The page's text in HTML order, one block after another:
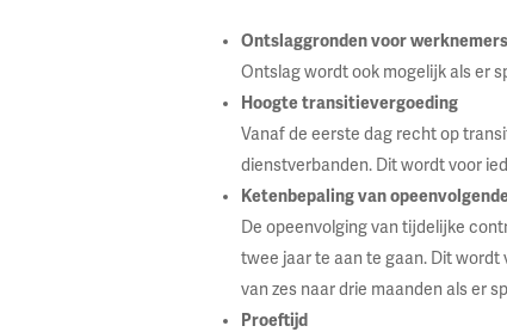
Ontslaggronden voor werknemers
Ontslag wordt ook mogelijk als er
Hoogte transitievergoeding
Vanaf de eerste dag recht op
dienstverbanden. Dit wordt voor
Ketenbepaling van
De opeenvolging van tijdelijke
twee jaar te aan te gaan. Dit
van zes naar drie maanden als er
Proeftijd